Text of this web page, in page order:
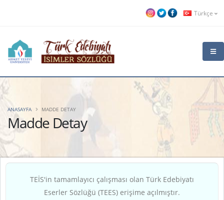
Türkçe
Madde Detay
ANASAYFA MADDE DETAY
TEİS'in tamamlayıcı çalışması olan Türk Edebiyatı
Eserler Sözlüğü (TEES) erişime açılmıştır.